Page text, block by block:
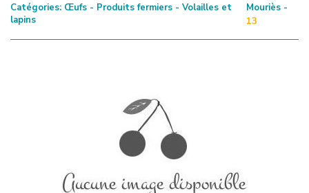
Catégories: Œufs - Produits fermiers - Volailles et
lapins
Mouriès -
13